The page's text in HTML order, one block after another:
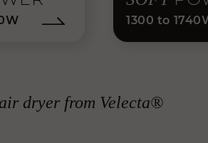
1300 to
dryer from Velecta®